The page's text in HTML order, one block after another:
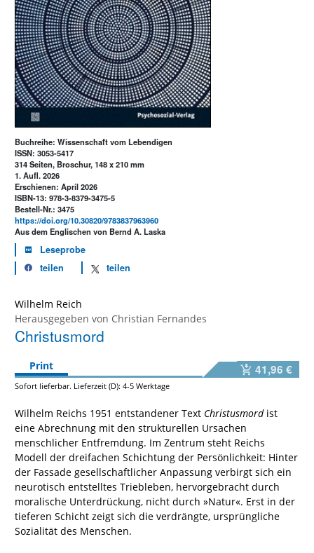
Buchreihe: Wissenschaft vom Lebendigen
ISSN: 3053-5417
314 Seiten, Broschur, 148 x 210 mm
1. Aufl. 2026
Erschienen: April 2026
ISBN-13: 978-3-8379-3475-5
Bestell-Nr.: 3475
https://doi.org/10.30820/9783837963960
Aus dem Englischen von Bernd A. Laska
Leseprobe
teilen
teilen
Wilhelm Reich
Herausgegeben von Christian Fernandes
Christusmord
Print 41,96 €
Sofort lieferbar. Lieferzeit (D): 4-5 Werktage
Wilhelm Reichs 1951 entstandener Text Christusmordist
eine Abrechnung mit den strukturellen Ursachen
menschlicher Entfremdung. Im Zentrum steht Reichs
Modell der dreifachen Schichtung der Persönlichkeit: Hinter
der Fassade gesellschaftlicher Anpassung verbirgt sich ein
neurotisch entstelltes Triebleben, hervorgebracht durch
moralische Unterdrückung, nicht durch »Natur«. Erst in der
tieferen Schicht zeigt sich die verdrängte, ursprüngliche
Sozialität des Menschen.